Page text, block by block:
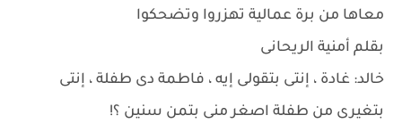
معاها من برة عمالية تهزروا وتضحكوا
بقلم أمنية الريحانى
خالد: غادة ، إنتى بتقولى إيه ، فاطمة دى طفلة ، إنتى
بتغيرى من طفلة اصغر منى بتمن سنين ؟!